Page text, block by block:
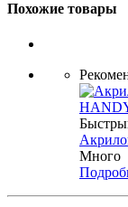
Похожие товары
Много